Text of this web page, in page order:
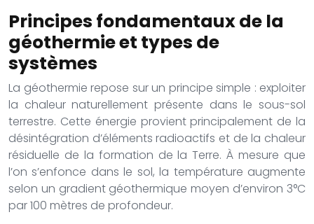
Principes fondamentaux de la
géothermie et types de
systèmes
La géothermie repose sur un principe simple : exploiter
la chaleur naturellement présente dans le sous-sol
terrestre. Cette énergie provient principalement de la
désintégration d’éléments radioactifs et de la chaleur
résiduelle de la formation de la Terre. À mesure que
l’on s’enfonce dans le sol, la température augmente
selon un gradient géothermique moyen d’environ 3°C
par 100 mètres de profondeur.